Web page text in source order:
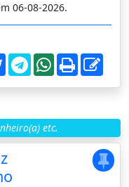
06-08-2026.
etc.